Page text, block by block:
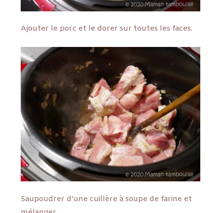
Ajouter le porc et le dorer sur toutes les faces.
Saupoudrer d’une cuillère à soupe de farine et